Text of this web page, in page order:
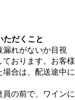
ただくこと
れがないか目視
おります。お客様
合は、配送途中に
の前で、ワインに